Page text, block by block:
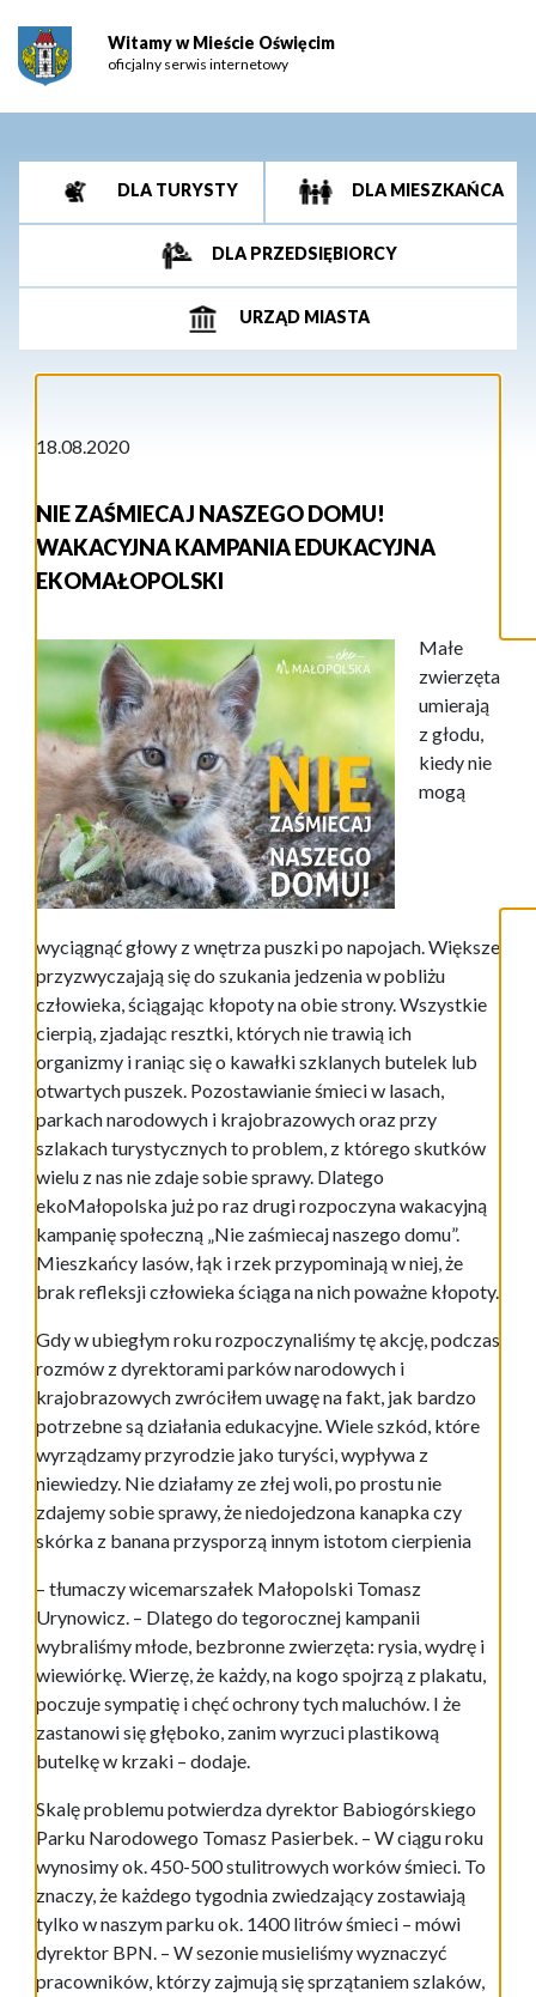
Witamy w Mieście Oświęcim
oficjalny serwis internetowy
DLA TURYSTY DLA MIESZKAŃCA
DLA PRZEDSIĘBIORCY
URZĄD MIASTA
18.08.2020
NIE ZAŚMIECAJ NASZEGO DOMU!
WAKACYJNA KAMPANIA EDUKACYJNA
EKOMAŁOPOLSKI
Małe
zwierzęta
umierają
z głodu,
kiedy nie
mogą
wyciągnąć głowy z wnętrza puszki po napojach. Większe
przyzwyczajają się do szukania jedzenia w pobliżu
człowieka, ściągając kłopoty na obie strony. Wszystkie
cierpią, zjadając resztki, których nie trawią ich
organizmy i raniąc się o kawałki szklanych butelek lub
otwartych puszek. Pozostawianie śmieci w lasach,
parkach narodowych i krajobrazowych oraz przy
szlakach turystycznych to problem, z którego skutków
wielu z nas nie zdaje sobie sprawy. Dlatego
ekoMałopolska już po raz drugi rozpoczyna wakacyjną
kampanię społeczną „Nie zaśmiecaj naszego domu”.
Mieszkańcy lasów, łąk i rzek przypominają w niej, że
brak refleksji człowieka ściąga na nich poważne kłopoty.
Gdy w ubiegłym roku rozpoczynaliśmy tę akcję, podczas
rozmów z dyrektorami parków narodowych i
krajobrazowych zwróciłem uwagę na fakt, jak bardzo
potrzebne są działania edukacyjne. Wiele szkód, które
wyrządzamy przyrodzie jako turyści, wypływa z
niewiedzy. Nie działamy ze złej woli, po prostu nie
zdajemy sobie sprawy, że niedojedzona kanapka czy
skórka z banana przysporzą innym istotom cierpienia
– tłumaczy wicemarszałek Małopolski Tomasz
Urynowicz. – Dlatego do tegorocznej kampanii
wybraliśmy młode, bezbronne zwierzęta: rysia, wydrę i
wiewiórkę. Wierzę, że każdy, na kogo spojrzą z plakatu,
poczuje sympatię i chęć ochrony tych maluchów. I że
zastanowi się głęboko, zanim wyrzuci plastikową
butelkę w krzaki – dodaje.
Skalę problemu potwierdza dyrektor Babiogórskiego
Parku Narodowego Tomasz Pasierbek. – W ciągu roku
wynosimy ok. 450-500 stulitrowych worków śmieci. To
znaczy, że każdego tygodnia zwiedzający zostawiają
tylko w naszym parku ok. 1400 litrów śmieci – mówi
dyrektor BPN. – W sezonie musieliśmy wyznaczyć
pracowników, którzy zajmują się sprzątaniem szlaków,